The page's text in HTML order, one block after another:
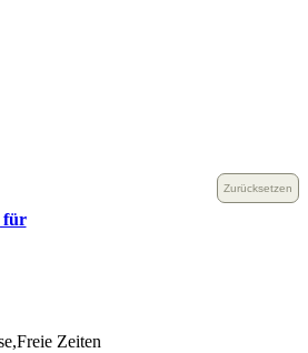
Zurücksetzen
für
Zeiten